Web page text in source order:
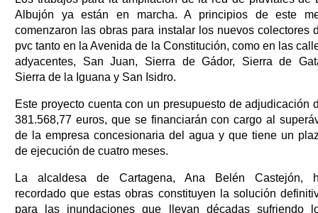
Albujón ya están en marcha. A principios de este
comenzaron las obras para instalar los nuevos colectores
pvc tanto en la Avenida de la Constitución, como en las
adyacentes, San Juan, Sierra de Gádor, Sierra de
Sierra de la Iguana y San Isidro.
Este proyecto cuenta con un presupuesto de adjudicación
381.568,77 euros, que se financiarán con cargo al
de la empresa concesionaria del agua y que tiene un
de ejecución de cuatro meses.
La alcaldesa de Cartagena, Ana Belén Castejón,
recordado que estas obras constituyen la solución
para las inundaciones que llevan décadas sufriendo